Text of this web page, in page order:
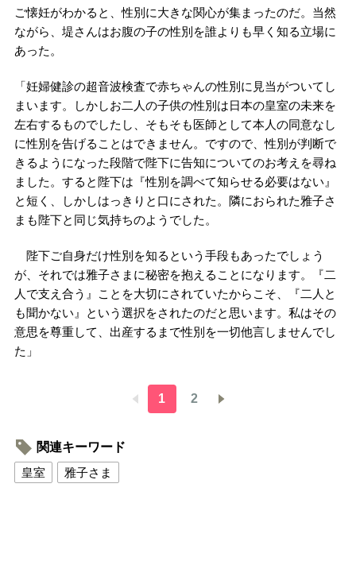
ご懐妊がわかると、性別に大きな関心が集まったのだ。当然
ながら、堤さんはお腹の子の性別を誰よりも早く知る立場に
あった。
「妊婦健診の超音波検査で赤ちゃんの性別に見当がついてし
まいます。しかしお二人の子供の性別は日本の皇室の未来を
左右するものでしたし、そもそも医師として本人の同意なし
に性別を告げることはできません。ですので、性別が判断で
きるようになった段階で陛下に告知についてのお考えを尋ね
ました。すると陛下は『性別を調べて知らせる必要はない』
と短く、しかしはっきりと口にされた。隣におられた雅子さ
まも陛下と同じ気持ちのようでした。
陛下ご自身だけ性別を知るという手段もあったでしょう
が、それでは雅子さまに秘密を抱えることになります。『二
人で支え合う』ことを大切にされていたからこそ、『二人と
も聞かない』という選択をされたのだと思います。私はその
意思を尊重して、出産するまで性別を一切他言しませんでし
た」
1 2
関連キーワード
皇室
雅子さま